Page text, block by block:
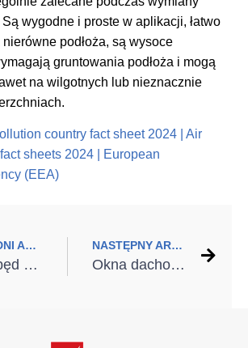
wygodne i proste w aplikacji, łatwo
nierówne podłoża, są wysoce
gruntowania podłoża i mogą
na wilgotnych lub nieznacznie
country fact sheet 2024 | Air
sheets 2024 | European
(EEA)
POPRZEDNI ARTYKUŁ
Jaki napęd do bramy garażowej wybrać?
NASTĘPNY ARTYKUŁ
Okna dachowe GREENVIEW od FAKRO – energooszczędność, którą widać każdego dnia